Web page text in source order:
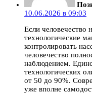
10.06.2026 в 09:03
Если человечество
технологические
контролировать
человечество
наблюдением.
технологических
от 50 до 90%.
уже вполне